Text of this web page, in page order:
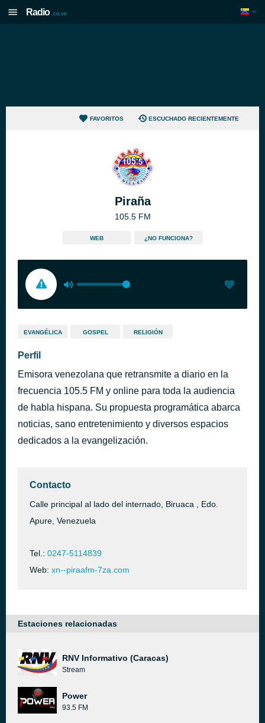
Radio .co.ve
FAVORITOS ESCUCHADO RECIENTEMENTE
Piraña
105.5 FM
WEB ¿NO FUNCIONA?
EVANGÉLICA GOSPEL RELIGIÓN
Perfil
Emisora venezolana que retransmite a diario en la
frecuencia 105.5 FM y online para toda la audiencia
de habla hispana. Su propuesta programática abarca
noticias, sano entretenimiento y diversos espacios
dedicados a la evangelización.
Contacto
Calle principal al lado del internado, Biruaca , Edo.
Apure, Venezuela
Tel.: 0247-5114839
Web: xn--piraafm-7za.com
Estaciones relacionadas
RNV Informativo (Caracas)
Stream
Power
93.5 FM